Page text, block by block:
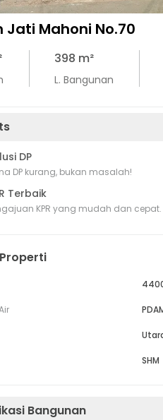
Jati Mahoni No.70
398 m²
L. Bangunan
DP
DP kurang, bukan masalah!
Terbaik
KPR yang mudah dan cepat.
SHM
Bangunan